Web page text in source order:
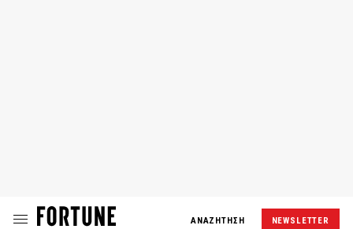
ΑΝΑΖΗΤΗΣΗ NEWSLETTER